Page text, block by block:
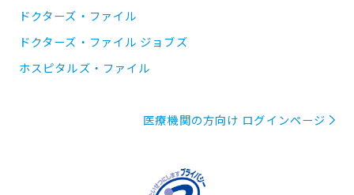
ドクターズ・ファイル
ドクターズ・ファイル ジョブズ
ホスピタルズ・ファイル
医療機関の方向け ログインページ